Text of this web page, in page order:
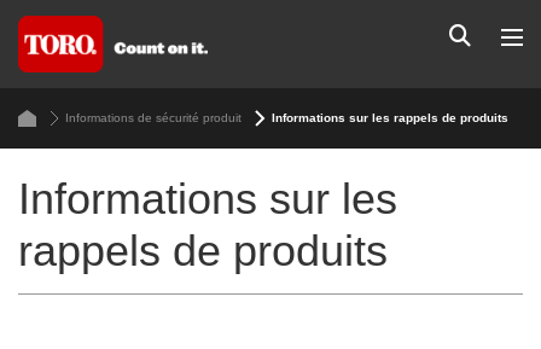
Informations de sécurité produit Informations sur les rappels de produits
Informations sur les
rappels de produits